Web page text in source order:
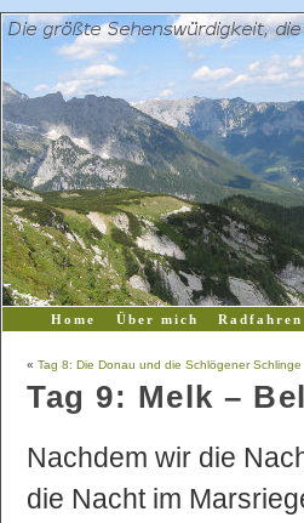
Home Über mich Radfahren
« Tag 8: Die Donau und die Schlögener Schlinge
Tag 9: Melk –
Nachdem wir die
die Nacht im